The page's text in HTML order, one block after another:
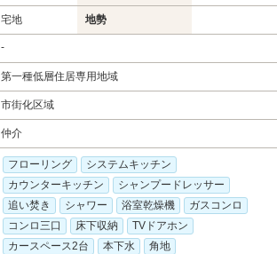
宅地 地勢
-
第一種低層住居専用地域
市街化区域
仲介
フローリング
システムキッチン
カウンターキッチン
シャンプードレッサー
追い焚き
シャワー 浴室乾燥機
ガスコンロ
コンロ三口
床下収納
TVドアホン
カースペース2台
本下水
角地